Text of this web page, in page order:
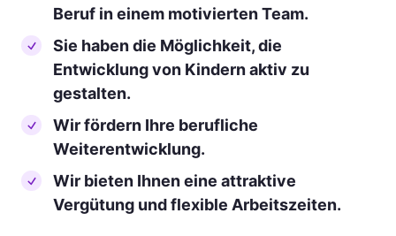
Beruf in einem motivierten Team.
Sie haben die Möglichkeit, die
Entwicklung von Kindern aktiv zu
gestalten.
Wir fördern Ihre berufliche
Weiterentwicklung.
Wir bieten Ihnen eine attraktive
Vergütung und flexible Arbeitszeiten.